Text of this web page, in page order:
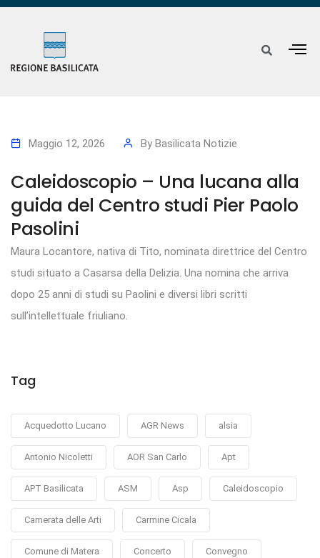
Maggio 12, 2026 By Basilicata Notizie
Caleidoscopio – Una lucana alla
guida del Centro studi Pier Paolo
Pasolini
Maura Locantore, nativa di Tito, nominata direttrice del Centro
studi situato a Casarsa della Delizia. Una nomina che arriva
dopo 25 anni di studi su Paolini e diversi libri scritti
sull’intellettuale friuliano.
Tag
Acquedotto Lucano AGR News alsia
Antonio Nicoletti AOR San Carlo Apt
APT Basilicata ASM Asp Caleidoscopio
Camerata delle Arti Carmine Cicala
Comune di Matera Concerto Convegno